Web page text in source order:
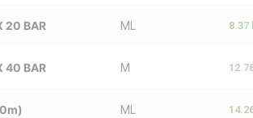
20 BAR ML 8.37
40 BAR M
ML